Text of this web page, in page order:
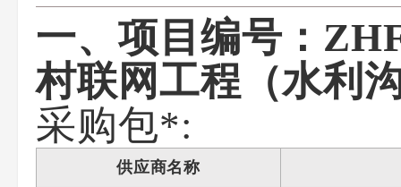
一、项目编号：
村联网工程（水利
采购包*:
供应商名称